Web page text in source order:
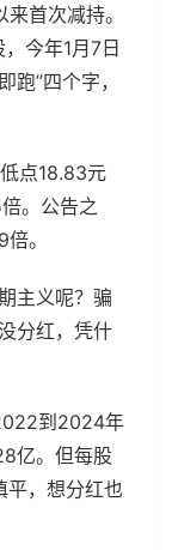
首次减持。
今年1月7日
”四个字，
点18.83元
。公告之
。
主义呢？骗
分红，凭什
到2024年
亿。但每股
平，想分红也